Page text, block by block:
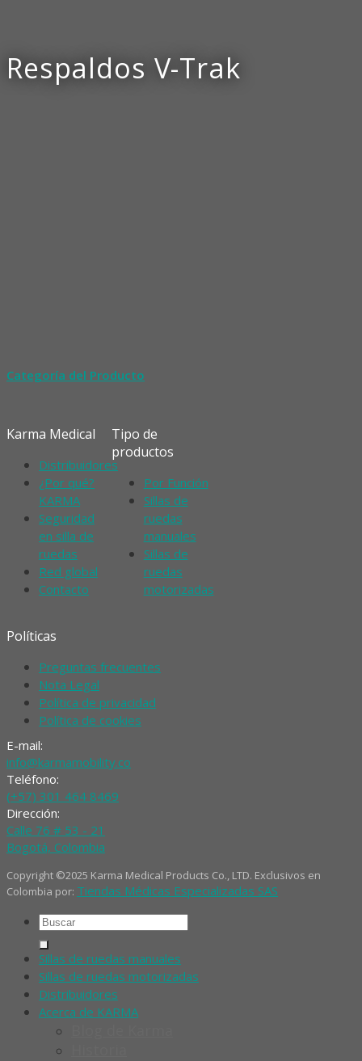
Respaldos V-Trak
Categoría del Producto
Karma Medical
Distribuidores
¿Por qué?
KARMA
Seguridad
en silla de
ruedas
Red global
Contacto
Tipo de
productos
Por Función
Sillas de
ruedas
manuales
Sillas de
ruedas
motorizadas
Políticas
Preguntas frecuentes
Nota Legal
Política de privacidad
Política de cookies
E-mail:
info@karmamobility.co
Teléfono:
(+57) 301 464 8469
Dirección:
Calle 76 # 53 - 21
Bogotá, Colombia
Copyright ©2025 Karma Medical Products Co., LTD. Exclusivos en
Colombia por: Tiendas Médicas Especializadas SAS
Buscar
por:
Sillas de ruedas manuales
Sillas de ruedas motorizadas
Distribuidores
Acerca de KARMA